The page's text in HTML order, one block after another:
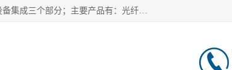
北京浅蓝纳米科技发展有限责任公司主体经营分为：真空配件销售、真空腔体定制、真空设备集成三个部分；主要产品有：光纤真空馈通法兰、光纤真空法兰、光纤法兰、低损耗光纤真空法兰；源瓶、ALD源瓶、MO源瓶、CVD源瓶、50ml源瓶现货、隔膜阀、波纹管密封阀；真空航插电极法兰、电极法兰、真空法兰、信号法兰、陶封电极法兰、D型真空电极；真空腔体定制、磁控溅射、热蒸发镀膜机、PE-CVD、ALD；